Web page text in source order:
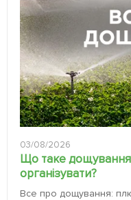
03/08/2026
Що таке дощування
організувати?
Все про дощування: